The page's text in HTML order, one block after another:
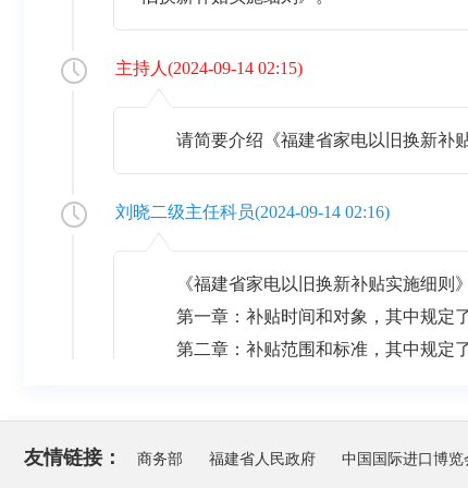
主持人 (2024-09-14 02:15)
请简要介绍《福建省家电以旧换新补
刘晓二级主任科员(2024-09-14 02:16)
《福建省家电以旧换新补贴实施细则
第一章：补贴时间和对象，其中规定了
第二章：补贴范围和标准，其中规定了
第五章：组织实施，其中明确了各部门
友情链接： 商务部 福建省人民政府 中国国际进口博览